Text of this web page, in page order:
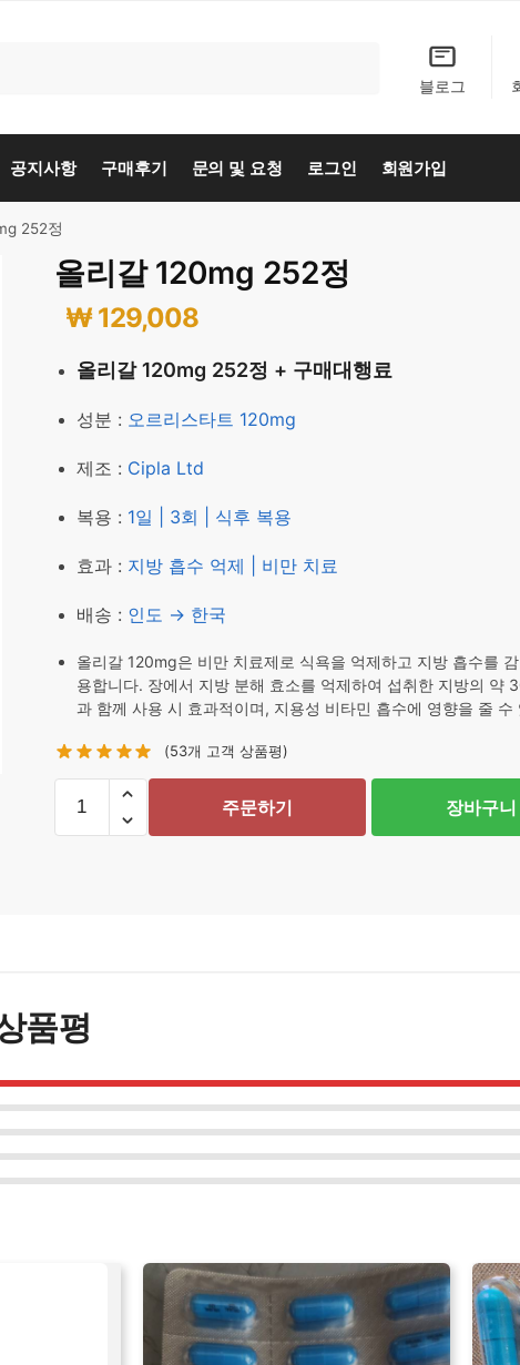
블로그
공지사항 구매후기 문의 및 요청 로그인 회원가입
252정
올리갈 120mg 252정
₩129,008
올리갈 120mg 252정 + 구매대행료
성분 : 오르리스타트 120mg
제조 : Cipla Ltd
복용 : 1일 | 3회 | 식후 복용
효과 : 지방 흡수 억제 | 비만 치료
배송 : 인도 → 한국
올리갈 120mg은 비만 치료제로 식욕을 억제하고 지방 흡수를
용합니다. 장에서 지방 분해 효소를 억제하여 섭취한 지방의 약
과 함께 사용 시 효과적이며, 지용성 비타민 흡수에 영향을 줄
(53개 고객 상품평)
주문하기 장바구니
품평